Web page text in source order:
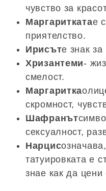
чувство за
Маргариткатае
приятелство.
Ирисъте знак за
Хризантеми-
смелост.
Маргаритка
скромност,
Шафранът
сексуалност,
Нарцис
татуировката е
знае как да цени